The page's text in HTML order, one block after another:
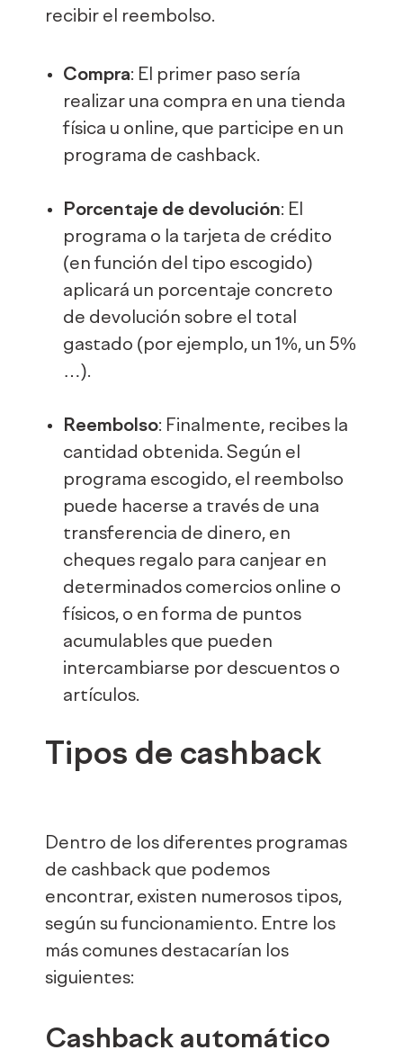
recibir el reembolso.
Compra: El primer paso sería
realizar una compra en una tienda
física u online, que participe en un
programa de cashback.
Porcentaje de devolución: El
programa o la tarjeta de crédito
(en función del tipo escogido)
aplicará un porcentaje concreto
de devolución sobre el total
gastado (por ejemplo, un 1%, un 5%
…).
Reembolso: Finalmente, recibes la
cantidad obtenida. Según el
programa escogido, el reembolso
puede hacerse a través de una
transferencia de dinero, en
cheques regalo para canjear en
determinados comercios online o
físicos, o en forma de puntos
acumulables que pueden
intercambiarse por descuentos o
artículos.
Tipos de cashback
Dentro de los diferentes programas
de cashback que podemos
encontrar, existen numerosos tipos,
según su funcionamiento. Entre los
más comunes destacarían los
siguientes:
Cashback automático